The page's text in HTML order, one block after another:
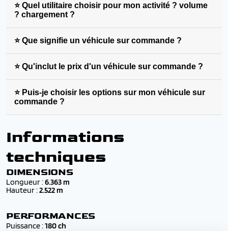
⭐ Quel utilitaire choisir pour mon activité ? volume
? chargement ?
⭐ Que signifie un véhicule sur commande ?
⭐ Qu'inclut le prix d'un véhicule sur commande ?
⭐ Puis-je choisir les options sur mon véhicule sur
commande ?
Informations
techniques
DIMENSIONS
Longueur :6.363 m
Hauteur :2.522 m
PERFORMANCES
Puissance :180 ch